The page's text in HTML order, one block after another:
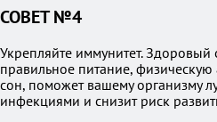
СОВЕТ №4
Укрепляйте иммунитет.
правильное питание, физическую
сон, поможет вашему организму
инфекциями и снизит риск